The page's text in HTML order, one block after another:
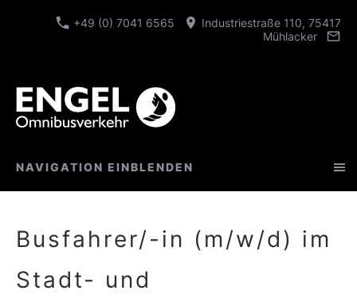
+49 (0) 7041 6565
Industriestraße 110, 75417
Mühlacker
NAVIGATION EINBLENDEN
Busfahrer/-in (m/w/d) im
Stadt- und